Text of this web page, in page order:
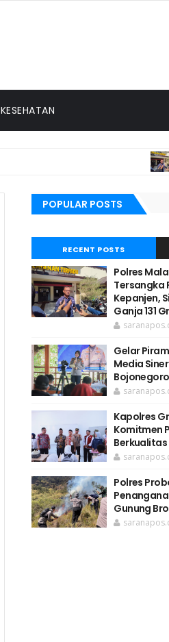
KESEHATAN
POPULAR POSTS
RECENT POSTS
Polres
Tersangka
Kepanjen,
Ganja 131
Gelar
Media
Bojonegoro
Kapolres
Komitmen
Berkualitas
Polres
Gunung